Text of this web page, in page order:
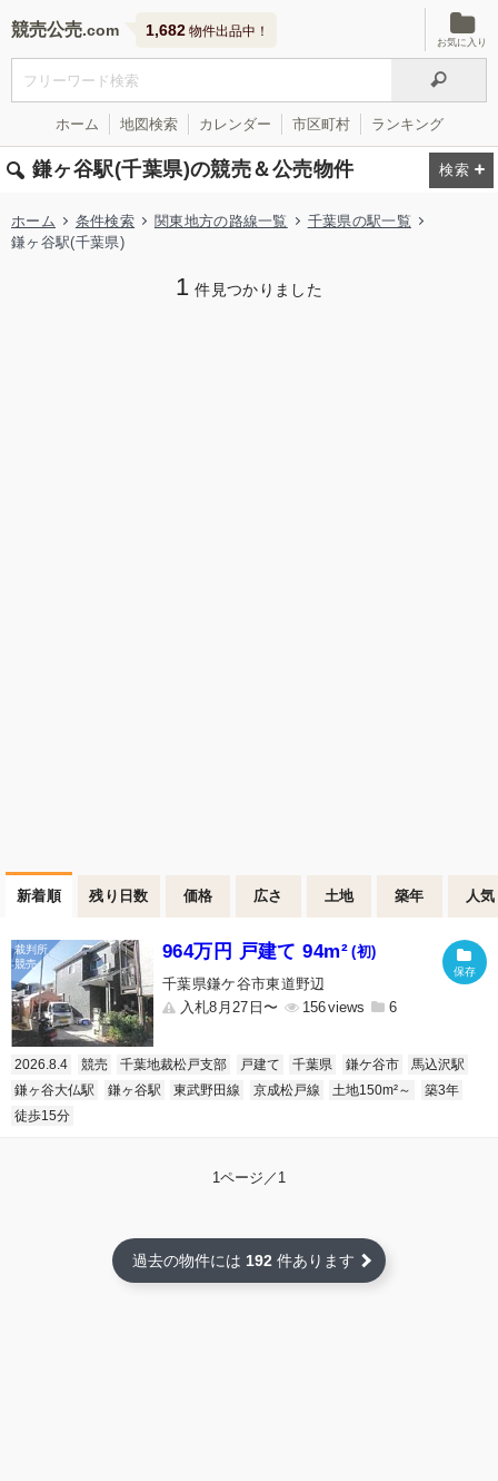
競売公売 1,682 物件出品中！
お気に入り
ホーム 地図検索 カレンダー 市区町村 ランキング
鎌ヶ谷駅(千葉県)の競売＆公売物件
ホーム 条件検索 関東地方の路線一覧
千葉県の駅一覧
鎌ヶ谷駅(千葉県)
1 件見つかりました
新着順 残り日数 価格 広さ 土地 築年 人気
964万円 戸建て 94m² (初)
千葉県鎌ケ谷市東道野辺
入札8月27日〜
156 6
2026.8.4 競売 千葉地裁松戸支部 戸建て 千葉県 鎌ケ谷市
馬込沢駅
鎌ヶ谷大仏駅
鎌ヶ谷駅 東武野田線 京成松戸線 土地150m²～
築3年
徒歩15分
1ページ／1
過去の物件には 192 件あります